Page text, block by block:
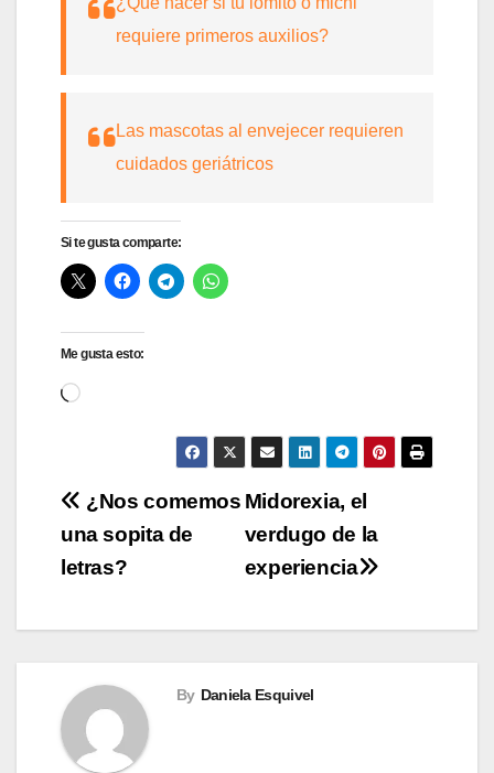
requiere primeros auxilios?
Las mascotas al envejecer requieren
cuidados geriátricos
Si te gusta comparte:
Me gusta esto:
Cargando...
Navegación
de
Midorexia, el
verdugo de la
experiencia
¿Nos comemos
una sopita de
letras?
By Daniela Esquivel